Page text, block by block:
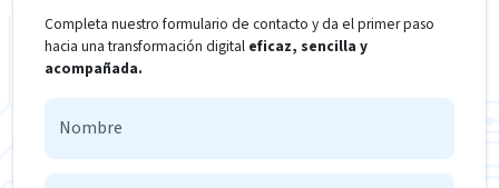
Completa nuestro formulario de contacto y da el primer paso
hacia una transformación digital eficaz, sencilla y
acompañada.